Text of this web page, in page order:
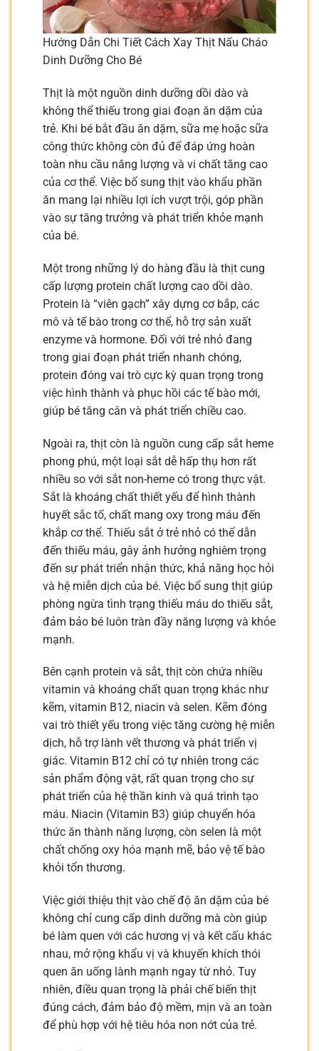
Hướng Dẫn Chi Tiết Cách Xay Thịt Nấu Cháo
Dinh Dưỡng Cho Bé
Thịt là một nguồn dinh dưỡng dồi dào và
không thể thiếu trong giai đoạn ăn dặm của
trẻ. Khi bé bắt đầu ăn dặm, sữa mẹ hoặc sữa
công thức không còn đủ để đáp ứng hoàn
toàn nhu cầu năng lượng và vi chất tăng cao
của cơ thể. Việc bổ sung thịt vào khẩu phần
ăn mang lại nhiều lợi ích vượt trội, góp phần
vào sự tăng trưởng và phát triển khỏe mạnh
của bé.
Một trong những lý do hàng đầu là thịt cung
cấp lượng protein chất lượng cao dồi dào.
Protein là “viên gạch” xây dựng cơ bắp, các
mô và tế bào trong cơ thể, hỗ trợ sản xuất
enzyme và hormone. Đối với trẻ nhỏ đang
trong giai đoạn phát triển nhanh chóng,
protein đóng vai trò cực kỳ quan trọng trong
việc hình thành và phục hồi các tế bào mới,
giúp bé tăng cân và phát triển chiều cao.
Ngoài ra, thịt còn là nguồn cung cấp sắt heme
phong phú, một loại sắt dễ hấp thụ hơn rất
nhiều so với sắt non-heme có trong thực vật.
Sắt là khoáng chất thiết yếu để hình thành
huyết sắc tố, chất mang oxy trong máu đến
khắp cơ thể. Thiếu sắt ở trẻ nhỏ có thể dẫn
đến thiếu máu, gây ảnh hưởng nghiêm trọng
đến sự phát triển nhận thức, khả năng học hỏi
và hệ miễn dịch của bé. Việc bổ sung thịt giúp
phòng ngừa tình trạng thiếu máu do thiếu sắt,
đảm bảo bé luôn tràn đầy năng lượng và khỏe
mạnh.
Bên cạnh protein và sắt, thịt còn chứa nhiều
vitamin và khoáng chất quan trọng khác như
kẽm, vitamin B12, niacin và selen. Kẽm đóng
vai trò thiết yếu trong việc tăng cường hệ miễn
dịch, hỗ trợ lành vết thương và phát triển vị
giác. Vitamin B12 chỉ có tự nhiên trong các
sản phẩm động vật, rất quan trọng cho sự
phát triển của hệ thần kinh và quá trình tạo
máu. Niacin (Vitamin B3) giúp chuyển hóa
thức ăn thành năng lượng, còn selen là một
chất chống oxy hóa mạnh mẽ, bảo vệ tế bào
khỏi tổn thương.
Việc giới thiệu thịt vào chế độ ăn dặm của bé
không chỉ cung cấp dinh dưỡng mà còn giúp
bé làm quen với các hương vị và kết cấu khác
nhau, mở rộng khẩu vị và khuyến khích thói
quen ăn uống lành mạnh ngay từ nhỏ. Tuy
nhiên, điều quan trọng là phải chế biến thịt
đúng cách, đảm bảo độ mềm, mịn và an toàn
để phù hợp với hệ tiêu hóa non nớt của trẻ.